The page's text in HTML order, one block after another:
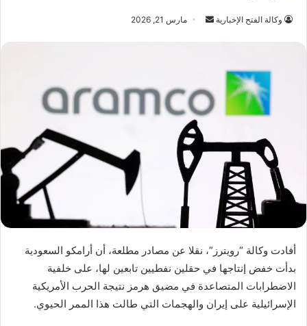
وكالة الفتح الإخبارية
أرسل مارس 21, 2026
أفادت وكالة “رويترز”، نقلا عن مصادر مطلعة، أن أرامكو السعودية
بدأت خفض إنتاجها في حقلين نفطيين تابعين لها، على خلفية
الاضطرابات المتصاعدة في مضيق هرمز نتيجة الحرب الأمريكية
الإسرائيلية على إيران والهجمات التي طالت هذا الممر الحيوي.